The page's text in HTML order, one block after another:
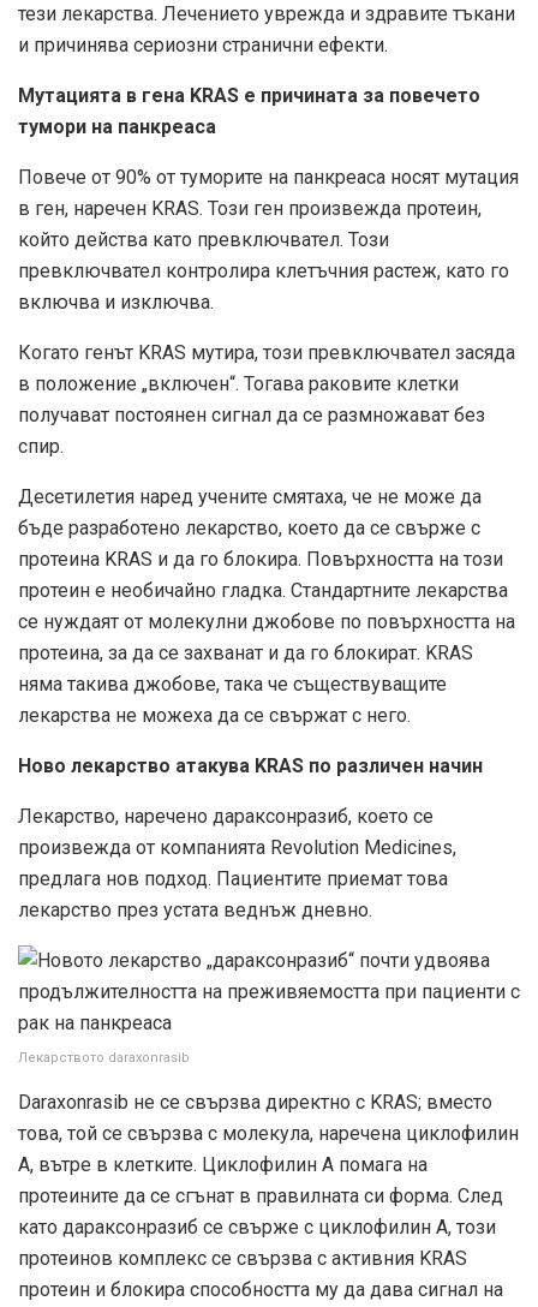
тези лекарства. Лечението уврежда и здравите тъкани
и причинява сериозни странични ефекти.
Мутацията в гена KRAS е причината за повечето
тумори на панкреаса
Повече от 90% от туморите на панкреаса носят мутация
в ген, наречен KRAS. Този ген произвежда протеин,
който действа като превключвател. Този
превключвател контролира клетъчния растеж, като го
включва и изключва.
Когато генът KRAS мутира, този превключвател засяда
в положение „включен“. Тогава раковите клетки
получават постоянен сигнал да се размножават без
спир.
Десетилетия наред учените смятаха, че не може да
бъде разработено лекарство, което да се свърже с
протеина KRAS и да го блокира. Повърхността на този
протеин е необичайно гладка. Стандартните лекарства
се нуждаят от молекулни джобове по повърхността на
протеина, за да се захванат и да го блокират. KRAS
няма такива джобове, така че съществуващите
лекарства не можеха да се свържат с него.
Ново лекарство атакува KRAS по различен начин
Лекарство, наречено дараксонразиб, което се
произвежда от компанията Revolution Medicines,
предлага нов подход. Пациентите приемат това
лекарство през устата веднъж дневно.
Лекарството daraxonrasib
Daraxonrasib не се свързва директно с KRAS; вместо
това, той се свързва с молекула, наречена циклофилин
А, вътре в клетките. Циклофилин А помага на
протеините да се сгънат в правилната си форма. След
като дараксонразиб се свърже с циклофилин А, този
протеинов комплекс се свързва с активния KRAS
протеин и блокира способността му да дава сигнал на